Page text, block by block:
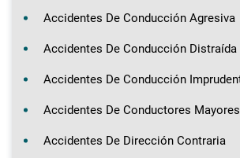
Accidentes De Conducción Agresiva
Accidentes De Conducción Distraída
Accidentes De Conducción
Accidentes De Conductores Mayores
Accidentes De Dirección Contraria